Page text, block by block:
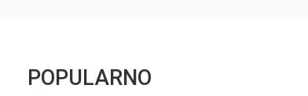
POPULARNO